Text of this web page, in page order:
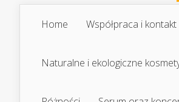
Home Współpraca i kontakt
Naturalne i ekologiczne